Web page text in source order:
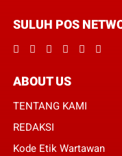
SULUH POS
ABOUT US
TENTANG KAMI
REDAKSI
Kode Etik Wartawan